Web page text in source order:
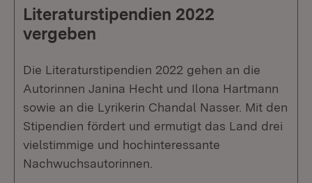
Literaturstipendien 2022
vergeben
Die Literaturstipendien 2022 gehen an die
Autorinnen Janina Hecht und Ilona Hartmann
sowie an die Lyrikerin Chandal Nasser. Mit den
Stipendien fördert und ermutigt das Land drei
vielstimmige und hochinteressante
Nachwuchsautorinnen.